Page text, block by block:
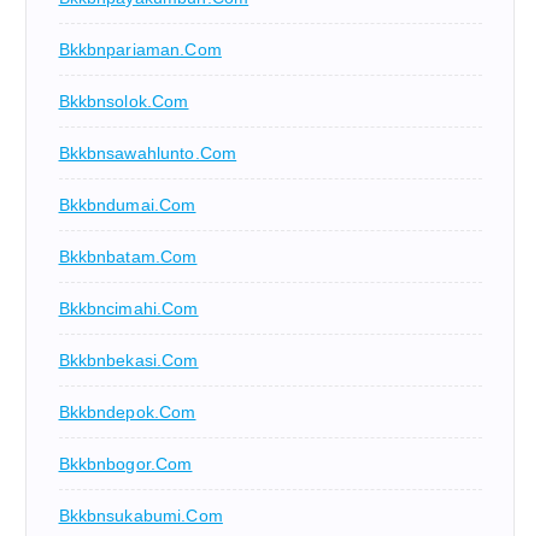
Bkkbnpariaman.com
Bkkbnsolok.com
Bkkbnsawahlunto.com
Bkkbndumai.com
Bkkbnbatam.com
Bkkbncimahi.com
Bkkbnbekasi.com
Bkkbndepok.com
Bkkbnbogor.com
Bkkbnsukabumi.com